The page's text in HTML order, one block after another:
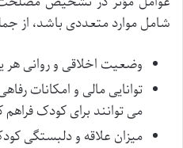
شامل موارد متعددی باشد، از
وضعیت اخلاقی و روانی هر
توانایی مالی و امکانات
می توانند برای کودک فراهم
میزان علاقه و دلبستگی